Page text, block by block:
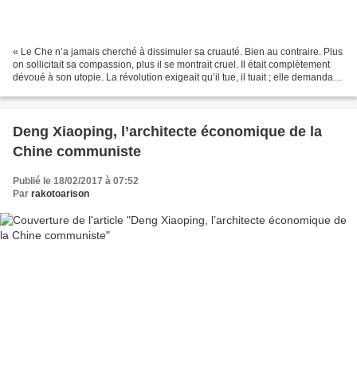
« Le Che n’a jamais cherché à dissimuler sa cruauté. Bien au contraire. Plus
on sollicitait sa compassion, plus il se montrait cruel. Il était complètement
dévoué à son utopie. La révolution exigeait qu’il tue, il tuait ; elle demandait
Deng Xiaoping, l’architecte économique de la
Chine communiste
Publié le 18/02/2017 à 07:52
Par rakotoarison